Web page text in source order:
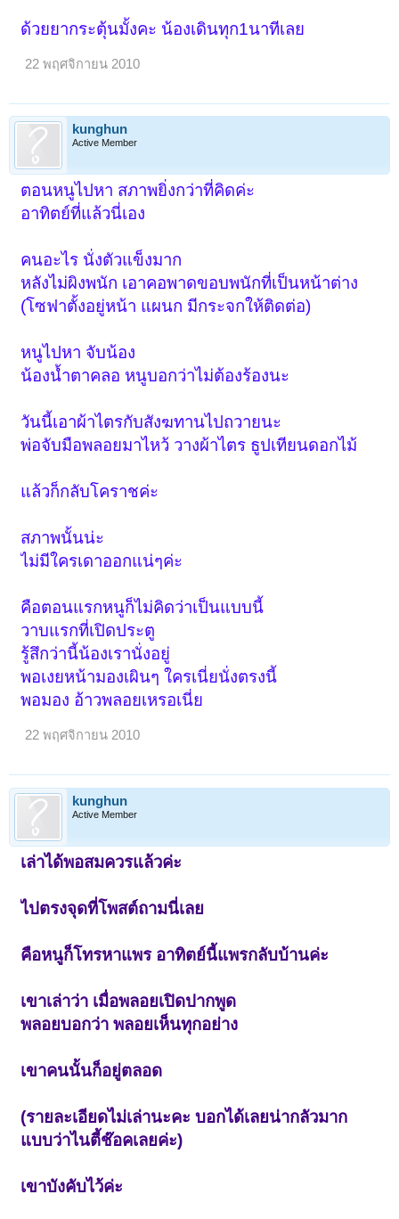
ด้วยยากระตุ้นมั้งคะ น้องเดินทุก1นาทีเลย
22 พฤศจิกายน 2010
kunghun
Active Member
ตอนหนูไปหา สภาพยิ่งกว่าที่คิดค่ะ
อาทิตย์ที่แล้วนี่เอง
คนอะไร นั่งตัวแข็งมาก
หลังไม่ผิงพนัก เอาคอพาดขอบพนักที่เป็นหน้าต่าง
(โซฟาตั้งอยู่หน้า แผนก มีกระจกให้ติดต่อ)
หนูไปหา จับน้อง
น้องน้ำตาคลอ หนูบอกว่าไม่ต้องร้องนะ
วันนี้เอาผ้าไตรกับสังฆทานไปถวายนะ
พ่อจับมือพลอยมาไหว้ วางผ้าไตร ธูปเทียนดอกไม้
แล้วก็กลับโคราชค่ะ
สภาพนั้นน่ะ
ไม่มีใครเดาออกแน่ๆค่ะ
คือตอนแรกหนูก็ไม่คิดว่าเป็นแบบนี้
วาบแรกที่เปิดประตู
รู้สึกว่านี้น้องเรานั่งอยู่
พอเงยหน้ามองเผินๆ ใครเนี่ยนั่งตรงนี้
พอมอง อ้าวพลอยเหรอเนี่ย
22 พฤศจิกายน 2010
kunghun
Active Member
เล่าได้พอสมควรแล้วค่ะ
ไปตรงจุดที่โพสต์ถามนี่เลย
คือหนูก็โทรหาแพร อาทิตย์นี้แพรกลับบ้านค่ะ
เขาเล่าว่า เมื่อพลอยเปิดปากพูด
พลอยบอกว่า พลอยเห็นทุกอย่าง
เขาคนนั้นก็อยู่ตลอด
(รายละเอียดไม่เล่านะคะ บอกได้เลยน่ากลัวมาก
แบบว่าไนตี้ช๊อคเลยค่ะ)
เขาบังคับไว้ค่ะ